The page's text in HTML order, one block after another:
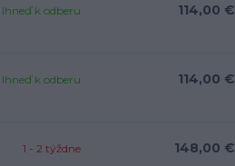
114,00 €
Ihneď k odberu
114,00 €
Ihneď k odberu
148,00 €
1 - 2 týždne